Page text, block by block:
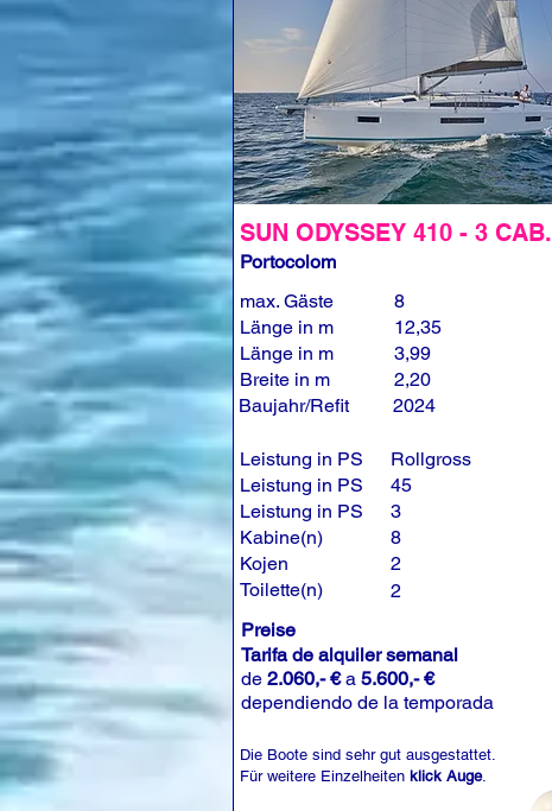
SUN ODYSSEY 410 - 3 CAB.
Portocolom
max. Gäste
Länge in m
Länge in m
Breite in m
Baujahr/Refit
Leistung in PS
Leistung in PS
Leistung in PS
Kabine(n)
Kojen
Toilette(n)
8
12,35
3,99
2,20
2024
Rollgross
45
3
8
2
2
Preise
Tarifa de alquiler semanal
de 2.060,- €a 5.600,- €
dependiendo de la temporada
Die Boote sind sehr gut ausgestattet.
Für weitere Einzelheiten klick Auge.